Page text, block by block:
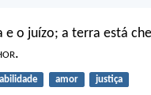
e o juízo; a terra está
.
amor justiça